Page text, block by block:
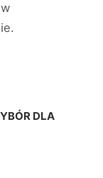
DLA